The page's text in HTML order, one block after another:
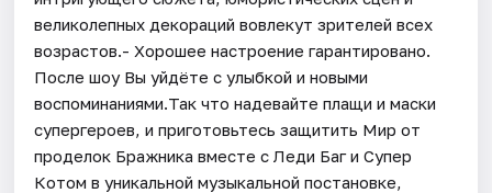
великолепных декораций вовлекут зрителей всех
возрастов.- Хорошее настроение гарантировано.
После шоу Вы уйдёте с улыбкой и новыми
воспоминаниями.Так что надевайте плащи и маски
супергероев, и приготовьтесь защитить Мир от
проделок Бражника вместе с Леди Баг и Супер
Котом в уникальной музыкальной постановке,